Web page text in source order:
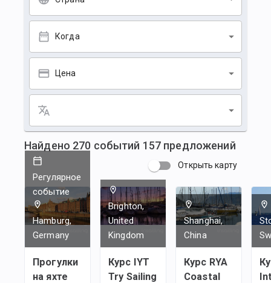
Когда
Цена
Найдено 270 событий 157 предложений
Открыть карту
Регулярное
событие
Hamburg,
Germany
Прогулки
на яхте
Brighton,
United
Kingdom
Курс IYT
Try Sailing
Shanghai,
China
Курс RYA
Coastal